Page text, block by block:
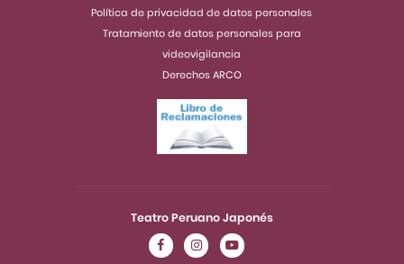
Teatro Peruano Japonés
Política de privacidad de datos personales
Tratamiento de datos personales para
videovigilancia
Derechos ARCO